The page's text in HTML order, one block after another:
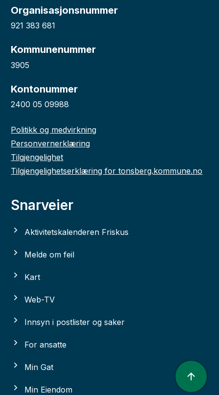
Organisasjonsnummer
921 383 681
Kommunenummer
3905
Kontonummer
2400 05 09988
Politikk og medvirkning
Personvernerklæring
Tilgjengelighet
Tilgjengelighetserklæring for tonsberg.kommune.no
Snarveier
Aktivitetskalenderen Friskus
Melde om feil
Kart
Web-TV
Innsyn i postlister og saker
For ansatte
Min Gat
Min Eiendom